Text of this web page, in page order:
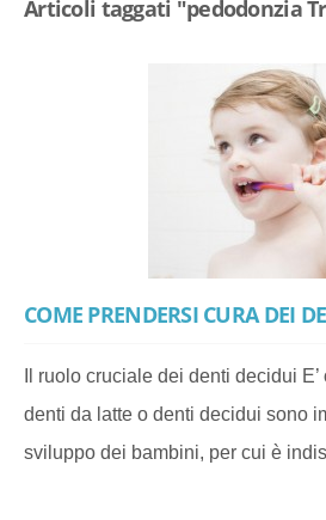
Articoli taggati "pedodonzia
COME PRENDERSI CURA DEI
Il ruolo cruciale dei denti decidui
denti da latte o denti decidui sono
sviluppo dei bambini, per cui è